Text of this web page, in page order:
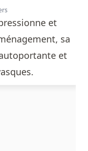
et
sa
et